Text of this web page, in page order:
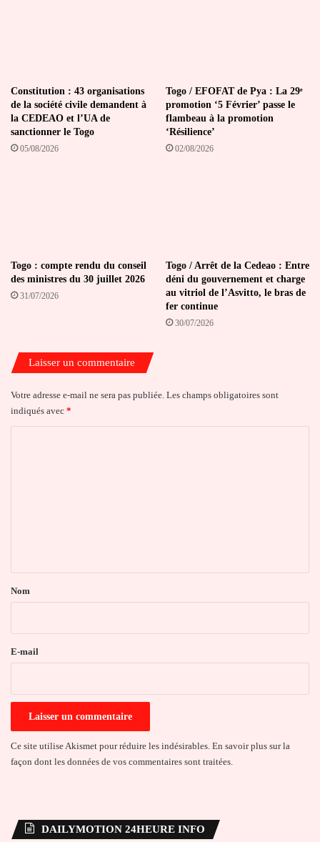
Constitution : 43 organisations
de la société civile demandent à
la CEDEAO et l’UA de
sanctionner le Togo
05/08/2026
Togo / EFOFAT de Pya : La 29ᵉ
promotion ‘5 Février’ passe le
flambeau à la promotion
‘Résilience’
02/08/2026
Togo : compte rendu du conseil
des ministres du 30 juillet 2026
31/07/2026
Togo / Arrêt de la Cedeao : Entre
déni du gouvernement et charge
au vitriol de l’Asvitto, le bras de
fer continue
30/07/2026
Laisser un commentaire
Votre adresse e-mail ne sera pas publiée. Les champs obligatoires sont
indiqués avec *
a
e
Nom
E-mail
Ce site utilise Akismet pour réduire les indésirables. En savoir plus sur la
façon dont les données de vos commentaires sont traitées.
DAILYMOTION 24HEURE INFO